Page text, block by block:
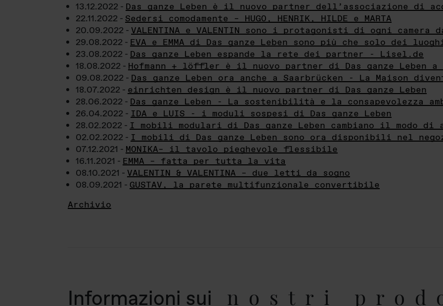
13.12.2022 - Das ganze Leben è il nuovo partner dell’associazione di
22.11.2022 - Sedersi comodamente – HUGO, HENRIK, HILDE e MARTA
20.09.2022 - VALENTINA e VALENTIN sono i protagonisti di ogni camera
29.08.2022 - EVA e EMMA di Das ganze Leben sono più che solo dei
23.08.2022 - Das ganze Leben espande la rete dei partner - Lisel.de
18.08.2022 - Hofmann + löffler è il nuovo partner di Das ganze Leben a
09.08.2022 - Das ganze Leben ora anche a Saarbrücken - La Maison
18.07.2022 - einrichten design è il nuovo partner di Das ganze Leben
28.06.2022 - Das ganze Leben - La sostenibilità e la consapevolezza
26.04.2022 - IDA e LUIS - i moduli sospesi di Das ganze Leben
28.02.2022 - I mobili modulari di Das ganze Leben cambiano il modo di
02.02.2022 - I mobili di Das ganze Leben sono ora disponibili nel
07.12.2021 - MONIKA– il tavolo pieghevole flessibile
16.11.2021 - EMMA – fatta per tutta la vita
08.10.2021 - VALENTIN & VALENTINA – due letti da sogno
08.09.2021 - GUSTAV, la parete multifunzionale convertibile
Archivio
Informazioni sui nostri